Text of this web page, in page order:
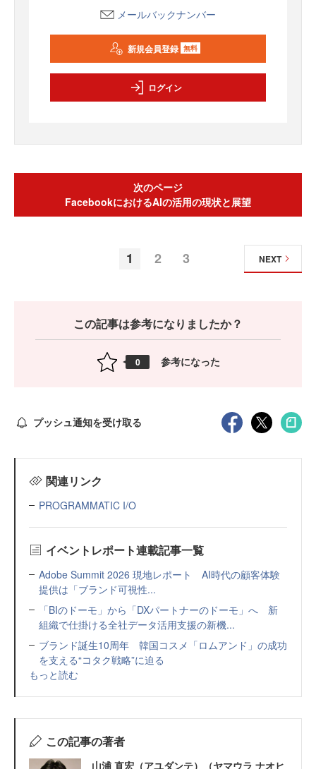
メールバックナンバー
新規会員登録 無料
ログイン
次のページ
FacebookにおけるAIの活用の現状と展望
1 2 3 NEXT
この記事は参考になりましたか？
0 参考になった
プッシュ通知を受け取る
関連リンク
PROGRAMMATIC I/O
イベントレポート連載記事一覧
Adobe Summit 2026 現地レポート AI時代の顧客体験
提供は「ブランド可視性...
「BIのドーモ」から「DXパートナーのドーモ」へ 新
組織で仕掛ける全社データ活用支援の新機...
ブランド誕生10周年 韓国コスメ「ロムアンド」の成功
を支える“コタク戦略”に迫る
もっと読む
この記事の著者
山浦 直宏（アユダンテ）（ヤマウラ ナオヒ